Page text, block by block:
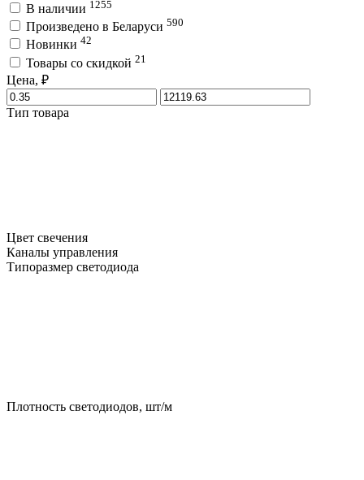
В наличии 1255
Произведено в Беларуси 590
Новинки 42
Товары со скидкой 21
Цена, ₽
Тип товара
Цвет свечения
Каналы управления
Типоразмер светодиода
Плотность светодиодов, шт/м